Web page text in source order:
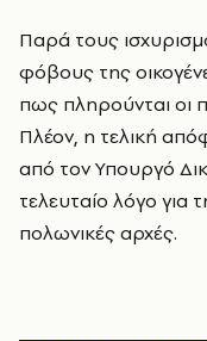
Παρά τους
φόβους της
πως πληρούνται οι
Πλέον, η τελική
από τον Υπουργό
τελευταίο λόγο για
πολωνικές αρχές.